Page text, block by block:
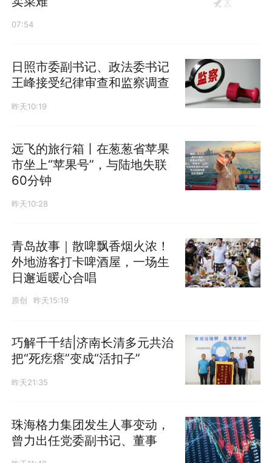
07:54
日照市委副书记、政法委书记
王峰接受纪律审查和监察调查
昨天10:19
远飞的旅行箱丨在葱葱省苹果
市坐上“苹果号”，与陆地失联
60分钟
昨天10:28
青岛故事｜散啤飘香烟火浓！
外地游客打卡啤酒屋，一场生
日邂逅暖心合唱
原创 昨天15:19
巧解千千结|济南长清多元共治
把“死疙瘩”变成“活扣子”
昨天21:35
珠海格力集团发生人事变动，
曾力出任党委副书记、董事